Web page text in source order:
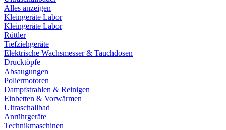
Alles anzeigen
Kleingeräte Labor
Kleingeräte Labor
Rüttler
Tiefziehgeräte
Elektrische Wachsmesser & Tauchdosen
Drucktöpfe
Absaugungen
Poliermotoren
Dampfstrahlen & Reinigen
Einbetten & Vorwärmen
Ultraschallbad
Anrührgeräte
Technikmaschinen